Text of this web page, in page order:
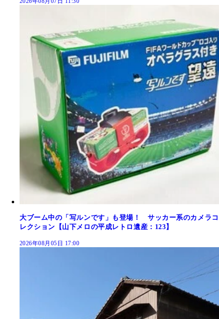
大ブーム中の「写ルンです」も登場！ サッカー系のカメラコ
レクション【山下メロの平成レトロ遺産：123】
2026年08月05日 17:00